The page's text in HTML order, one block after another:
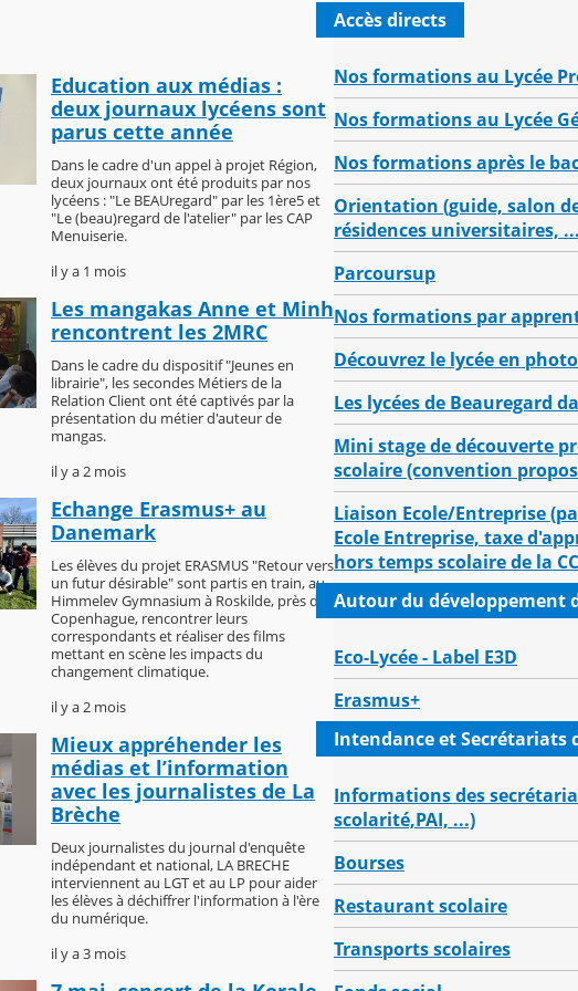
Education aux médias :
deux journaux lycéens sont
parus cette année
Dans le cadre d'un appel à projet Région,
deux journaux ont été produits par nos
lycéens : "Le BEAUregard" par les 1ère5 et
"Le (beau)regard de l'atelier" par les CAP
Menuiserie.
il y a 1 mois
Les mangakas Anne et Minh
rencontrent les 2MRC
Dans le cadre du dispositif "Jeunes en
librairie", les secondes Métiers de la
Relation Client ont été captivés par la
présentation du métier d'auteur de
mangas.
il y a 2 mois
Echange Erasmus+ au
Danemark
Les élèves du projet ERASMUS "Retour vers
un futur désirable" sont partis en train, au
Himmelev Gymnasium à Roskilde, près de
Copenhague, rencontrer leurs
correspondants et réaliser des films
mettant en scène les impacts du
changement climatique.
il y a 2 mois
Mieux appréhender les
médias et l’information
avec les journalistes de La
Brèche
Deux journalistes du journal d'enquête
indépendant et national, LA BRECHE
interviennent au LGT et au LP pour aider
les élèves à déchiffrer l'information à l'ère
du numérique.
il y a 3 mois
Accès directs
Nos formations au Lycée
Nos formations au Lycée
Nos formations après le
Orientation (guide, salon
résidences universitaires,
Parcoursup
Nos formations par
Découvrez le lycée en
Les lycées de Beauregard
Mini stage de découverte
scolaire (convention
Liaison Ecole/Entreprise
Ecole Entreprise, taxe
hors temps scolaire de la
Autour du développement
Eco-Lycée - Label E3D
Erasmus+
Intendance et Secrétariats
Informations des
scolarité,PAI, ...)
Bourses
Restaurant scolaire
Transports scolaires